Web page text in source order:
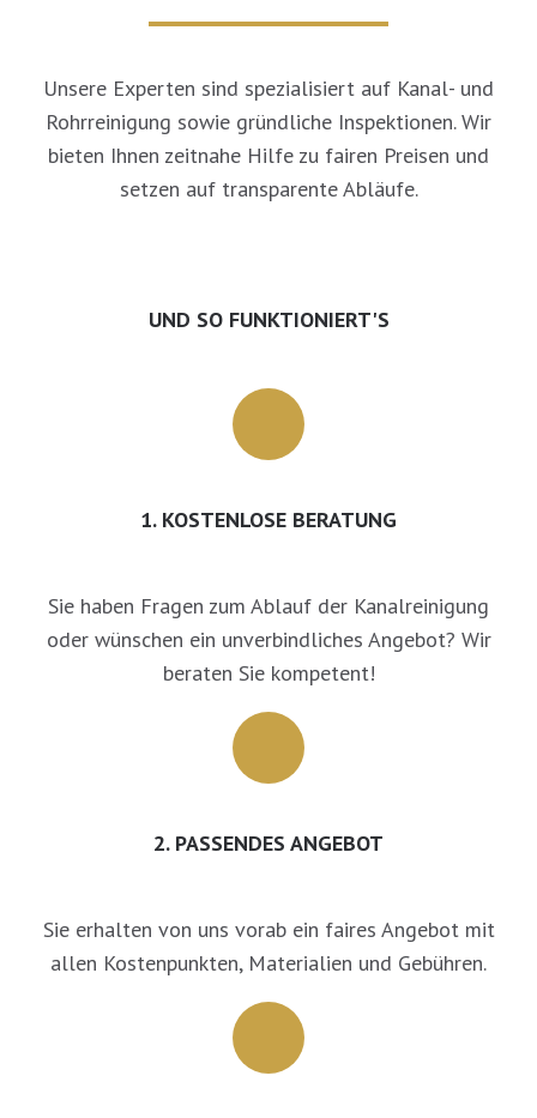
Unsere Experten sind spezialisiert auf Kanal- und
Rohrreinigung sowie gründliche Inspektionen. Wir
bieten Ihnen zeitnahe Hilfe zu fairen Preisen und
setzen auf transparente Abläufe.
UND SO FUNKTIONIERT'S
1. KOSTENLOSE BERATUNG
Sie haben Fragen zum Ablauf der Kanalreinigung
oder wünschen ein unverbindliches Angebot? Wir
beraten Sie kompetent!
2. PASSENDES ANGEBOT
Sie erhalten von uns vorab ein faires Angebot mit
allen Kostenpunkten, Materialien und Gebühren.